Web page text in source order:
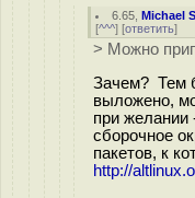
6.65 ,Michael
[^^^] [ответить]
> Можно
Зачем? Тем
выложено,
при желании
сборочное
пакетов, к
http://